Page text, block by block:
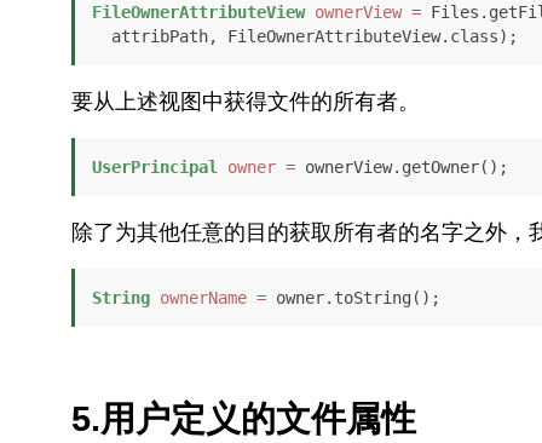
FileOwnerAttributeView ownerView =
  attribPath, FileOwnerAttributeView.class);
要从上述视图中获得文件的所有者。
UserPrincipal owner = ownerView.getOwner();
除了为其他任意的目的获取所有者的名字之外
String ownerName = owner.toString();
5.用户定义的文件属性